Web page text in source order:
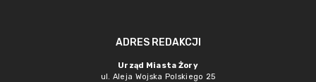
ADRES REDAKCJI
Urząd Miasta Żory
ul. Aleja Wojska Polskiego 25